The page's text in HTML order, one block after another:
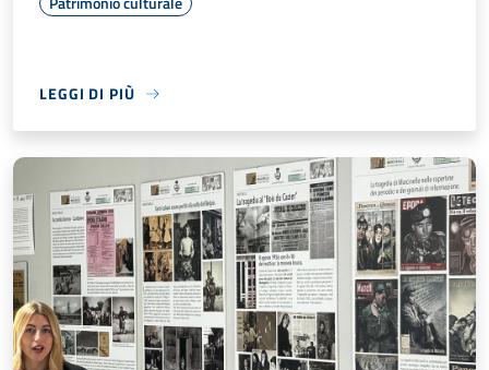
LEGGI DI PIÙ